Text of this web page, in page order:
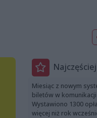
Miesiąc z nowym
biletów w
Wystawiono 1300
więcej niż rok